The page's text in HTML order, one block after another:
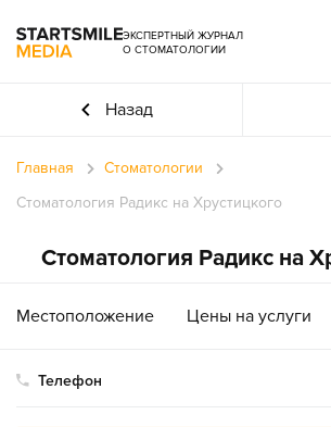
ЭКСПЕРТНЫЙ ЖУРНАЛ
О СТОМАТОЛОГИИ
Назад
Главная
Стоматологии
Стоматология Радикс на Хрустицкого
Стоматология Радикс на
Местоположение Цены на услуги
Телефон